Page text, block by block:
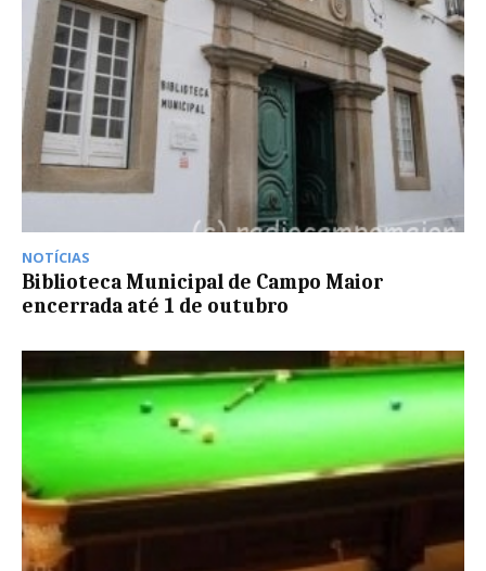
NOTÍCIAS
Biblioteca Municipal de Campo Maior
encerrada até 1 de outubro